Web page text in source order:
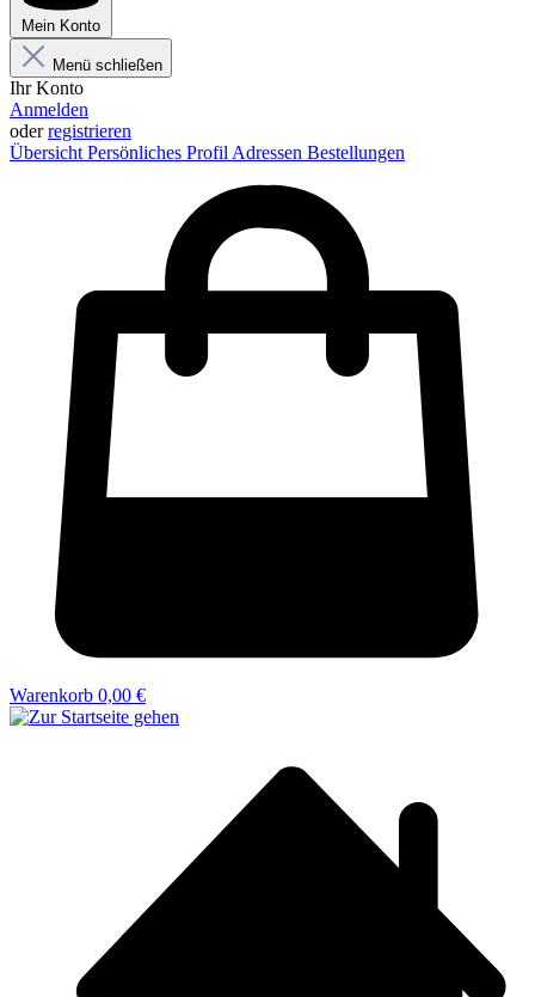
Mein Konto
Menü schließen
Ihr Konto
Anmelden
oderregistrieren
Übersicht Persönliches Profil Adressen Bestellungen
Warenkorb 0,00 €